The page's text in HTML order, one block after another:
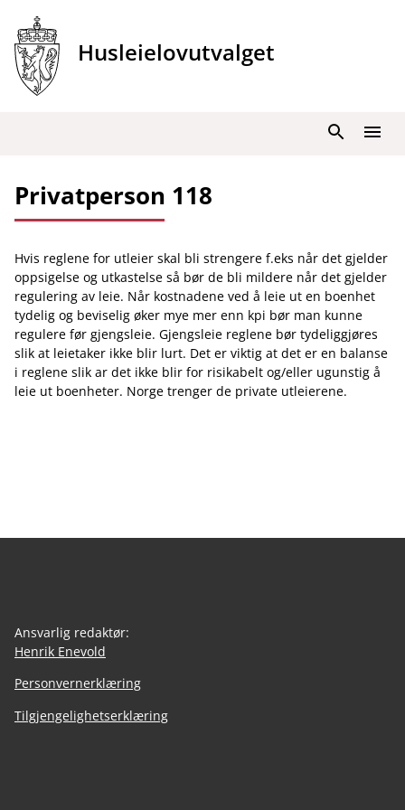
innhold
Husleielovutvalget
Meny
Søk
Privatperson 118
Hvis reglene for utleier skal bli strengere f.eks når det gjelder
oppsigelse og utkastelse så bør de bli mildere når det gjelder
regulering av leie. Når kostnadene ved å leie ut en boenhet
tydelig og beviselig øker mye mer enn kpi bør man kunne
regulere før gjengsleie. Gjengsleie reglene bør tydeliggjøres
slik at leietaker ikke blir lurt. Det er viktig at det er en balanse
i reglene slik ar det ikke blir for risikabelt og/eller ugunstig å
leie ut boenheter. Norge trenger de private utleierene.
Ansvarlig redaktør:
Henrik Enevold
Personvernerklæring
Tilgjengelighetserklæring